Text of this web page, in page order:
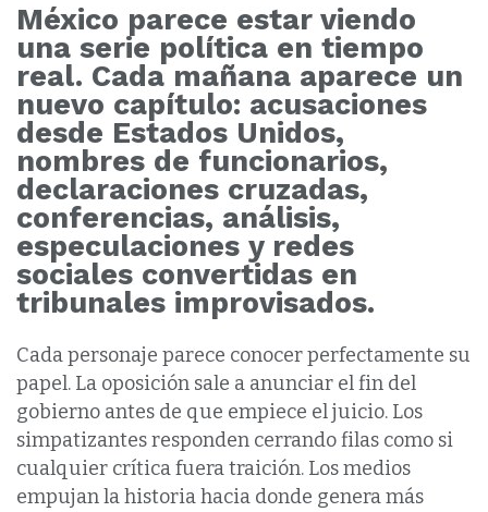
México parece estar viendo
una serie política en tiempo
real. Cada mañana aparece un
nuevo capítulo: acusaciones
desde Estados Unidos,
nombres de funcionarios,
declaraciones cruzadas,
conferencias, análisis,
especulaciones y redes
sociales convertidas en
tribunales improvisados.
Cada personaje parece conocer perfectamente su
papel. La oposición sale a anunciar el fin del
gobierno antes de que empiece el juicio. Los
simpatizantes responden cerrando filas como si
cualquier crítica fuera traición. Los medios
empujan la historia hacia donde genera más